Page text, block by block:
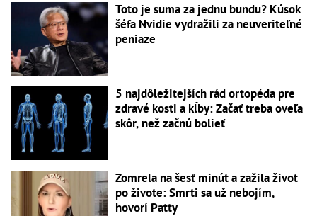
Toto je suma za jednu bundu? Kúsok
šéfa Nvidie vydražili za neuveriteľné
peniaze
5 najdôležitejších rád ortopéda pre
zdravé kosti a kĺby: Začať treba oveľa
skôr, než začnú bolieť
Zomrela na šesť minút a zažila život
po živote: Smrti sa už nebojím,
hovorí Patty